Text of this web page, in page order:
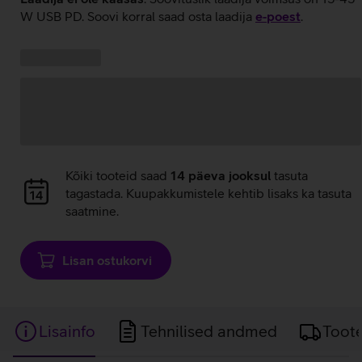
W USB PD. Soovi korral saad osta laadija e‑poest.
Andmete
laadimine
Kõiki tooteid saad 14 päeva jooksul tasuta
tagastada. Kuupakkumistele kehtib lisaks ka tasuta
saatmine.
Lisan ostukorvi
Lisainfo Tehnilised andmed